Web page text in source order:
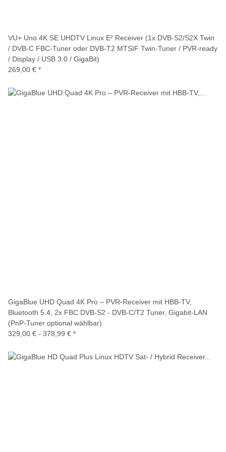
VU+ Uno 4K SE UHDTV Linux E² Receiver (1x DVB-S2/S2X Twin
/ DVB-C FBC-Tuner oder DVB-T2 MTSIF Twin-Tuner / PVR-ready
/ Display / USB 3.0 / GigaBit)
269,00 € *
GigaBlue UHD Quad 4K Pro – PVR-Receiver mit HBB-TV,
Bluetooth 5.4, 2x FBC DVB-S2 - DVB-C/T2 Tuner, Gigabit-LAN
(PnP-Tuner optional wählbar)
329,00 € - 378,99 € *